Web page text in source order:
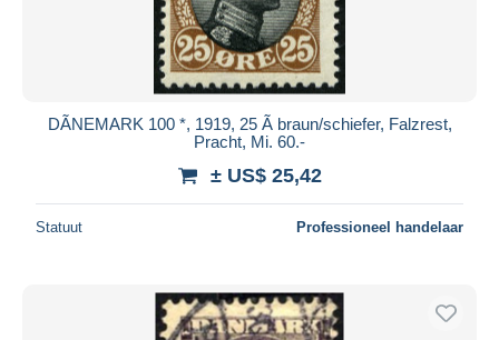
DÃNEMARK 100 *, 1919, 25 Ã braun/schiefer, Falzrest,
Pracht, Mi. 60.-
± US$ 25,42
Statuut Professioneel handelaar